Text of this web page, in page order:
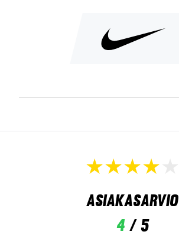
Asiakasarvio
4/ 5